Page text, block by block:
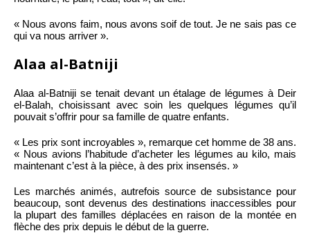
« Nous avons faim, nous avons soif de tout. Je ne sais pas ce
qui va nous arriver ».
Alaa al-Batniji
Alaa al-Batniji se tenait devant un étalage de légumes à Deir
el-Balah, choisissant avec soin les quelques légumes qu’il
pouvait s’offrir pour sa famille de quatre enfants.
« Les prix sont incroyables », remarque cet homme de 38 ans.
« Nous avions l’habitude d’acheter les légumes au kilo, mais
maintenant c’est à la pièce, à des prix insensés. »
Les marchés animés, autrefois source de subsistance pour
beaucoup, sont devenus des destinations inaccessibles pour
la plupart des familles déplacées en raison de la montée en
flèche des prix depuis le début de la guerre.